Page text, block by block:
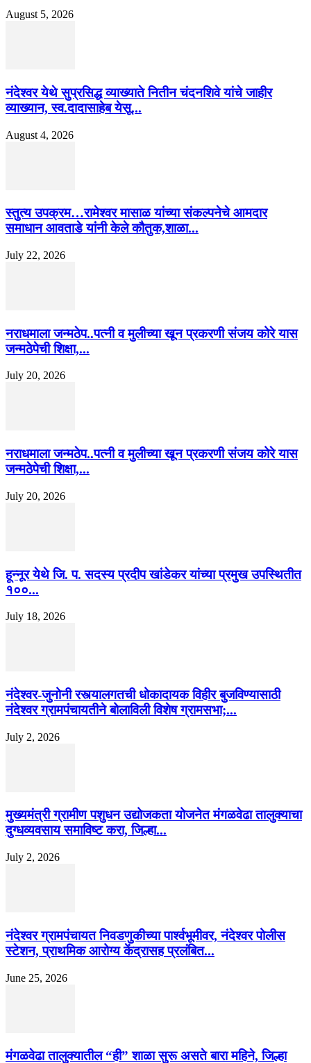
August 5, 2026
नंदेश्वर येथे सुप्रसिद्ध व्याख्याते नितीन चंदनशिवे यांचे जाहीर
व्याख्यान, स्व.दादासाहेब येसू...
August 4, 2026
स्तुत्य उपक्रम…रामेश्वर मासाळ यांच्या संकल्पनेचे आमदार
समाधान आवताडे यांनी केले कौतुक,शाळा...
July 22, 2026
नराधमाला जन्मठेप..पत्नी व मुलीच्या खून प्रकरणी संजय कोरे यास
जन्मठेपेची शिक्षा,...
July 20, 2026
नराधमाला जन्मठेप..पत्नी व मुलीच्या खून प्रकरणी संजय कोरे यास
जन्मठेपेची शिक्षा,...
July 20, 2026
हून्नूर येथे जि. प. सदस्य प्रदीप खांडेकर यांच्या प्रमुख उपस्थितीत
१००...
July 18, 2026
नंदेश्वर-जुनोनी रस्त्यालगतची धोकादायक विहीर बुजविण्यासाठी
नंदेश्वर ग्रामपंचायतीने बोलाविली विशेष ग्रामसभा;...
July 2, 2026
मुख्यमंत्री ग्रामीण पशुधन उद्योजकता योजनेत मंगळवेढा तालुक्याचा
दुग्धव्यवसाय समाविष्ट करा, जिल्हा...
July 2, 2026
नंदेश्वर ग्रामपंचायत निवडणुकीच्या पार्श्वभूमीवर, नंदेश्वर पोलीस
स्टेशन, प्राथमिक आरोग्य केंद्रासह प्रलंबित...
June 25, 2026
मंगळवेढा तालुक्यातील “ही” शाळा सुरू असते बारा महिने, जिल्हा